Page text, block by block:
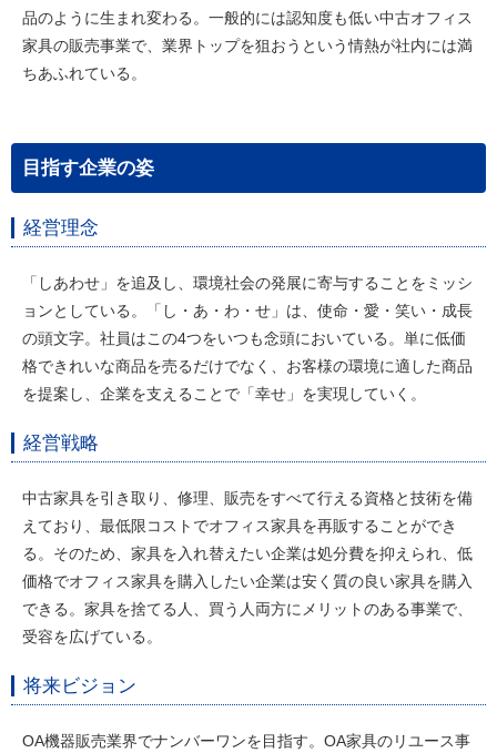
品のように生まれ変わる。一般的には認知度も低い中古オフィス
家具の販売事業で、業界トップを狙おうという情熱が社内には満
ちあふれている。
目指す企業の姿
経営理念
「しあわせ」を追及し、環境社会の発展に寄与することをミッシ
ョンとしている。「し・あ・わ・せ」は、使命・愛・笑い・成長
の頭文字。社員はこの4つをいつも念頭においている。単に低価
格できれいな商品を売るだけでなく、お客様の環境に適した商品
を提案し、企業を支えることで「幸せ」を実現していく。
経営戦略
中古家具を引き取り、修理、販売をすべて行える資格と技術を備
えており、最低限コストでオフィス家具を再販することができ
る。そのため、家具を入れ替えたい企業は処分費を抑えられ、低
価格でオフィス家具を購入したい企業は安く質の良い家具を購入
できる。家具を捨てる人、買う人両方にメリットのある事業で、
受容を広げている。
将来ビジョン
OA機器販売業界でナンバーワンを目指す。OA家具のリユース事